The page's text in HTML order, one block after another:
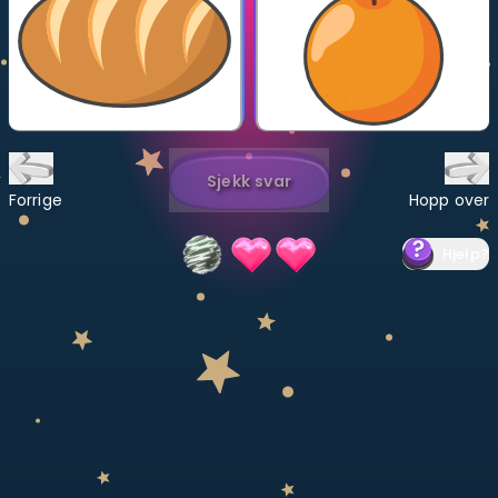
Bestill privatundervisning
Inviter en venn
LÆREPLAN
Velg læreplan
Logg inn
Forrige
Sjekk svar
Hopp over
?